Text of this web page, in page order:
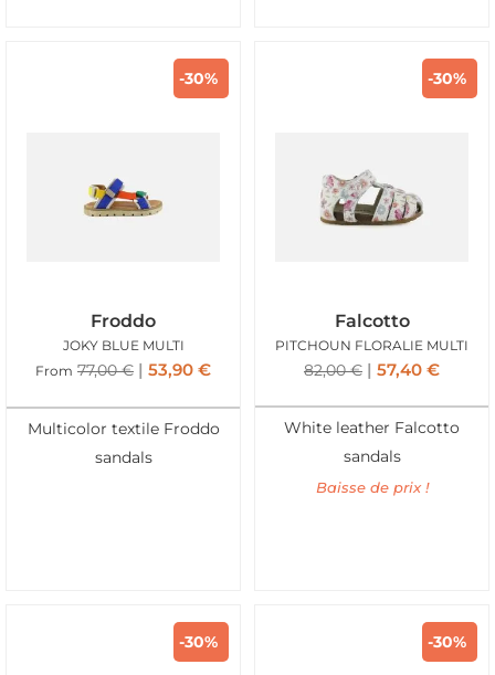
-30%
Froddo
JOKY BLUE MULTI
From 77,00€ 53,90 €
Multicolor textile Froddo
sandals
-30%
Falcotto
PITCHOUN FLORALIE MULTI
82,00€ 57,40 €
White leather Falcotto
sandals
Baisse de prix !
-30% -30%